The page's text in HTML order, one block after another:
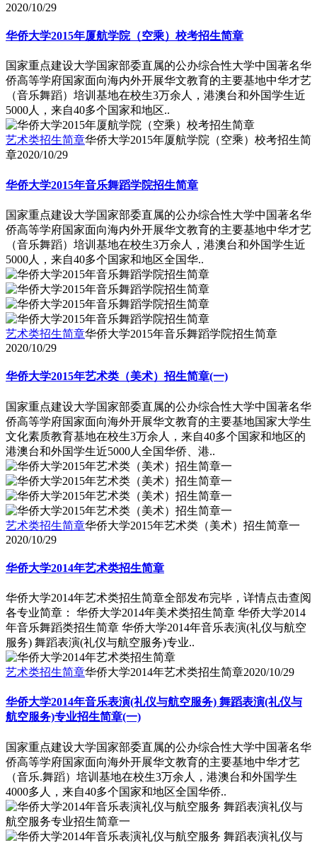
2020/10/29
华侨大学2015年厦航学院（空乘）校考招生简章
国家重点建设大学国家部委直属的公办综合性大学中国著名华
侨高等学府国家面向海内外开展华文教育的主要基地中华才艺
（音乐舞蹈）培训基地在校生3万余人，港澳台和外国学生近
5000人，来自40多个国家和地区..
艺术类招生简章华侨大学2015年厦航学院（空乘）校考招生简
章2020/10/29
华侨大学2015年音乐舞蹈学院招生简章
国家重点建设大学国家部委直属的公办综合性大学中国著名华
侨高等学府国家面向海内外开展华文教育的主要基地中华才艺
（音乐舞蹈）培训基地在校生3万余人，港澳台和外国学生近
5000人，来自40多个国家和地区全国华..
艺术类招生简章华侨大学2015年音乐舞蹈学院招生简章
2020/10/29
华侨大学2015年艺术类（美术）招生简章(一)
国家重点建设大学国家部委直属的公办综合性大学中国著名华
侨高等学府国家面向海外开展华文教育的主要基地国家大学生
文化素质教育基地在校生3万余人，来自40多个国家和地区的
港澳台和外国学生近5000人全国华侨、港..
艺术类招生简章华侨大学2015年艺术类（美术）招生简章一
2020/10/29
华侨大学2014年艺术类招生简章
华侨大学2014年艺术类招生简章全部发布完毕，详情点击查阅
各专业简章： 华侨大学2014年美术类招生简章 华侨大学2014
年音乐舞蹈类招生简章 华侨大学2014年音乐表演(礼仪与航空
服务) 舞蹈表演(礼仪与航空服务)专业..
艺术类招生简章华侨大学2014年艺术类招生简章2020/10/29
华侨大学2014年音乐表演(礼仪与航空服务) 舞蹈表演(礼仪与
航空服务)专业招生简章(一)
国家重点建设大学国家部委直属的公办综合性大学中国著名华
侨高等学府国家面向海外开展华文教育的主要基地中华才艺
（音乐.舞蹈）培训基地在校生3万余人，港澳台和外国学生
4000多人，来自40多个国家和地区全国华侨..